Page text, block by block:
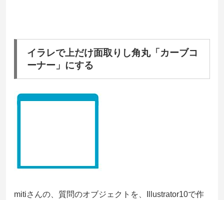
イラレで上だけ面取りし角丸「カーブコ
ーナー」にする
mitiさんの、質問のオブジェクトを、Illustrator10で作